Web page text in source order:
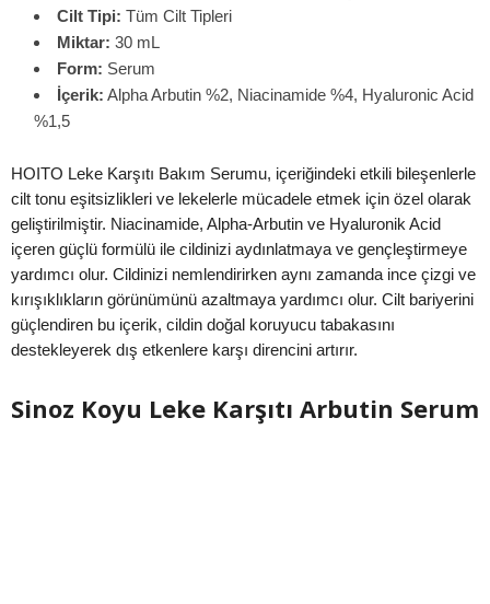
Cilt Tipi: Tüm Cilt Tipleri
Miktar: 30 mL
Form: Serum
İçerik: Alpha Arbutin %2, Niacinamide %4, Hyaluronic Acid
%1,5
HOITO Leke Karşıtı Bakım Serumu, içeriğindeki etkili bileşenlerle
cilt tonu eşitsizlikleri ve lekelerle mücadele etmek için özel olarak
geliştirilmiştir. Niacinamide, Alpha-Arbutin ve Hyaluronik Acid
içeren güçlü formülü ile cildinizi aydınlatmaya ve gençleştirmeye
yardımcı olur. Cildinizi nemlendirirken aynı zamanda ince çizgi ve
kırışıklıkların görünümünü azaltmaya yardımcı olur. Cilt bariyerini
güçlendiren bu içerik, cildin doğal koruyucu tabakasını
destekleyerek dış etkenlere karşı direncini artırır.
Sinoz Koyu Leke Karşıtı Arbutin Serum